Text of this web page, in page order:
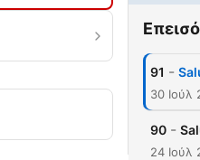
91 -
30 Ιούλ
90 -
24 Ιούλ